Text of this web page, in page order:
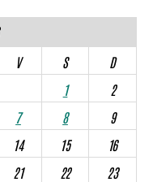
V S
D
1
2
7 8
9
14 15
16
21 22
23